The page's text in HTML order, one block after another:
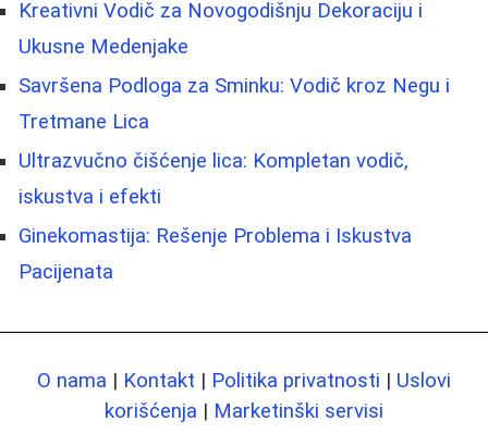
Kreativni Vodič za Novogodišnju Dekoraciju i
Ukusne Medenjake
Savršena Podloga za Sminku: Vodič kroz Negu i
Tretmane Lica
Ultrazvučno čišćenje lica: Kompletan vodič,
iskustva i efekti
Ginekomastija: Rešenje Problema i Iskustva
Pacijenata
O nama | Kontakt | Politika privatnosti | Uslovi
korišćenja | Marketinški servisi